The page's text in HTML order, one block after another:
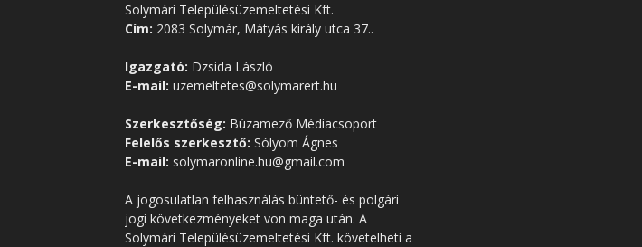
Solymári Településüzemeltetési Kft.
Cím: 2083 Solymár, Mátyás király utca 37..
Igazgató: Dzsida László
E-mail: uzemeltetes@solymarert.hu
Szerkesztőség: Búzamező Médiacsoport
Felelős szerkesztő: Sólyom Ágnes
E-mail: solymaronline.hu@gmail.com
A jogosulatlan felhasználás büntető- és polgári
jogi következményeket von maga után. A
Solymári Településüzemeltetési Kft. követelheti a